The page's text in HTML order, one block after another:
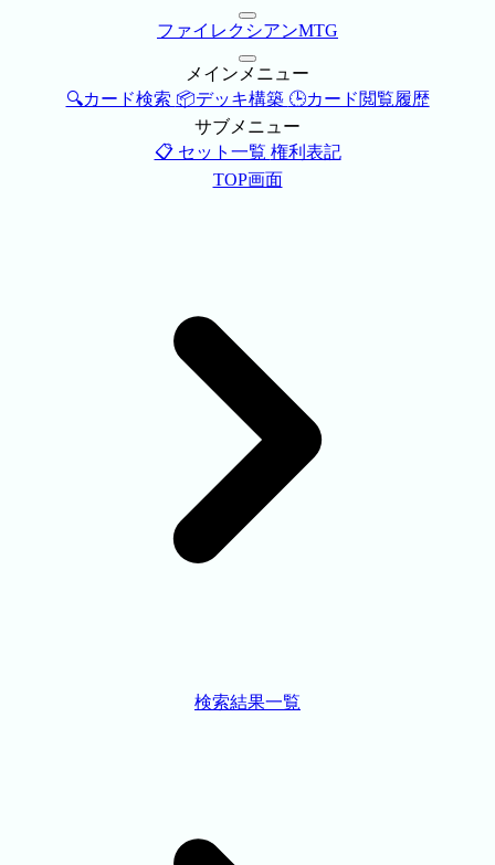
ファイレクシアンMTG
メインメニュー
🔍カード検索 📦デッキ構築 🕒カード閲覧履歴
サブメニュー
📋 セット一覧 権利表記
TOP画面
検索結果一覧